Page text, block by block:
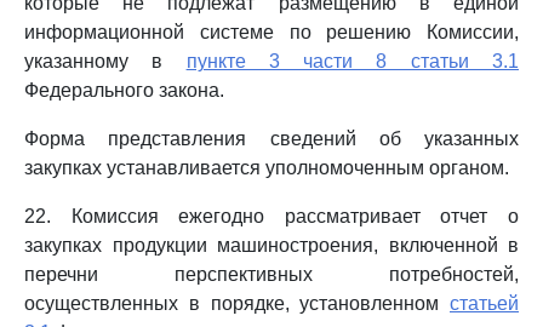
информационной системе по решению Комиссии,
указанному в пункте 3 части 8 статьи 3.1
Федерального закона.
Форма представления сведений об указанных
закупках устанавливается уполномоченным органом.
22. Комиссия ежегодно рассматривает отчет о
закупках продукции машиностроения, включенной в
перечни перспективных потребностей,
осуществленных в порядке, установленном статьей